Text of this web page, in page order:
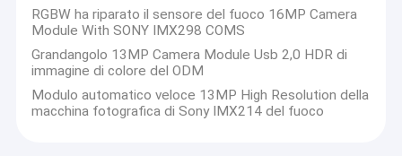
RGBW ha riparato il sensore del fuoco 16MP Camera
Module With SONY IMX298 COMS
Grandangolo 13MP Camera Module Usb 2,0 HDR di
immagine di colore del ODM
Modulo automatico veloce 13MP High Resolution della
macchina fotografica di Sony IMX214 del fuoco